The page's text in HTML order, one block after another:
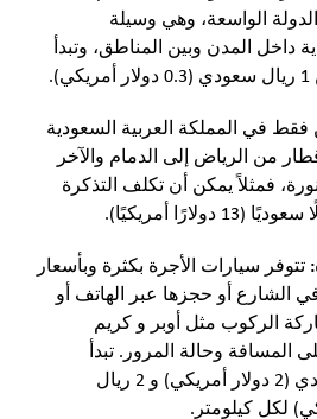
الواسعة، وهي وسيلة
داخل المدن وبين المناطق، وتبدأ
في المملكة العربية السعودية
من الرياض إلى الدمام والآخر
فمثلاً يمكن أن تكلف التذكرة
تتوفر سيارات الأجرة بكثرة وبأسعار
الشارع أو حجزها عبر الهاتف أو
الركوب مثل أوبر و كريم
المسافة وحالة المرور. تبدأ
الأسعار من 6 ريال سعودي (2 دولار أمريكي) و 2 ريال